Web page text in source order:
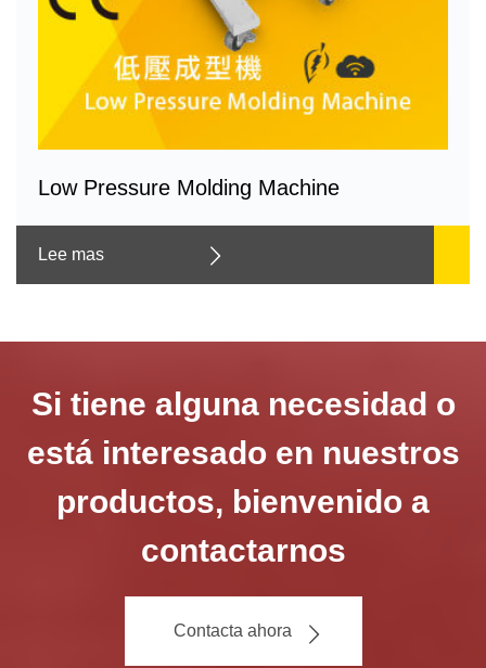
Low Pressure Molding Machine
Lee mas
Si tiene alguna necesidad o
está interesado en nuestros
productos, bienvenido a
contactarnos
Contacta ahora